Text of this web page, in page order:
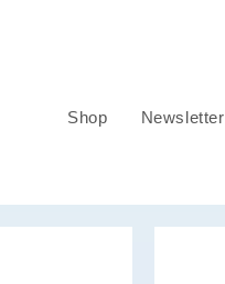
Shop Newsletter